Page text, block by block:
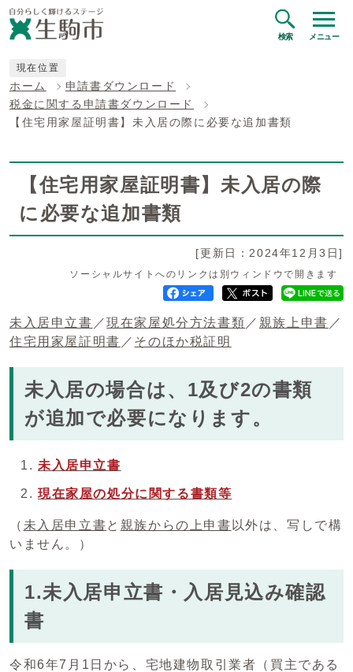
検索 メニュー
現在位置
ホーム
申請書ダウンロード
税金に関する申請書ダウンロード
【住宅用家屋証明書】未入居の際に必要な追加書類
【住宅用家屋証明書】未入居の際
に必要な追加書類
[更新日：2024年12月3日]
ソーシャルサイトへのリンクは別ウィンドウで開きます
未入居申立書 ／現在家屋処分方法書類 ／ 親族上申書 ／
住宅用家屋証明書 ／ そのほか税証明
未入居の場合は、1及び2の書類
が追加で必要になります。
未入居申立書
現在家屋の処分に関する書類等
（ 未入居申立書と 親族からの上申書 以外は、写しで構
いません。）
1.未入居申立書・入居見込み確認
書
令和6年7月1日から、宅地建物取引業者（買主である